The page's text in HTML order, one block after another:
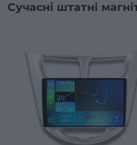
Сучасні штатні